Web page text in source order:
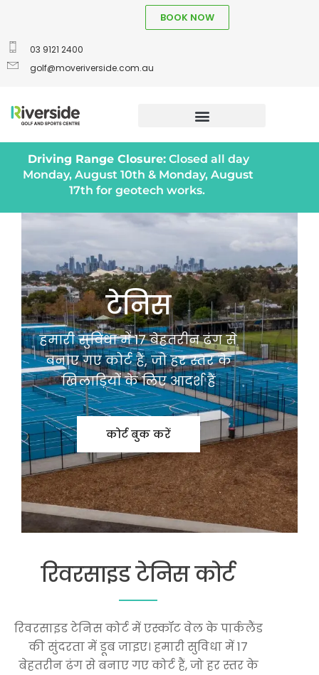
03 9121 2400
golf@moveriverside.com.au
BOOK NOW
Driving Range Closure:Closed all day
Monday, August 10th & Monday, August
17th for geotech works.
टेनिस
हमारी सुविधा में 17 बेहतरीन ढंग से
बनाए गए कोर्ट हैं, जो हर स्तर के
खिलाड़ियों के लिए आदर्श हैं
कोर्ट बुक करें
रिवरसाइड टेनिस कोर्ट
रिवरसाइड टेनिस कोर्ट में एस्कॉट वेल के पार्कलैंड
की सुंदरता में डूब जाइए। हमारी सुविधा में 17
बेहतरीन ढंग से बनाए गए कोर्ट हैं, जो हर स्तर के